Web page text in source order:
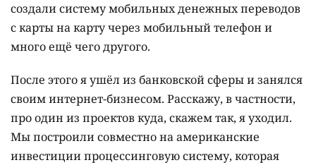
создали систему мобильных денежных переводов
с карты на карту через мобильный телефон и
много ещё чего другого.
После этого я ушёл из банковской сферы и занялся
своим интернет-бизнесом. Расскажу, в частности,
про один из проектов куда, скажем так, я уходил.
Мы построили совместно на американские
инвестиции процессинговую систему, которая